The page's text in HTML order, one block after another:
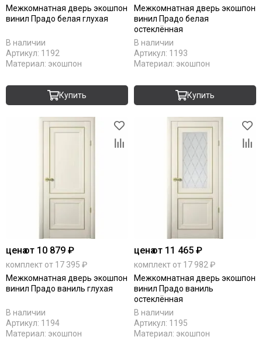
Межкомнатная дверь экошпон
винил Прадо белая глухая
В наличии
Артикул: 1192
Материал: экошпон
Купить
Межкомнатная дверь экошпон
винил Прадо белая
остеклённая
В наличии
Артикул: 1193
Материал: экошпон
Купить
ценаот 10 879 ₽
комплект от 17 395 ₽
Межкомнатная дверь экошпон
винил Прадо ваниль глухая
В наличии
Артикул: 1194
Материал: экошпон
ценаот 11 465 ₽
комплект от 17 982 ₽
Межкомнатная дверь экошпон
винил Прадо ваниль
остеклённая
В наличии
Артикул: 1195
Материал: экошпон